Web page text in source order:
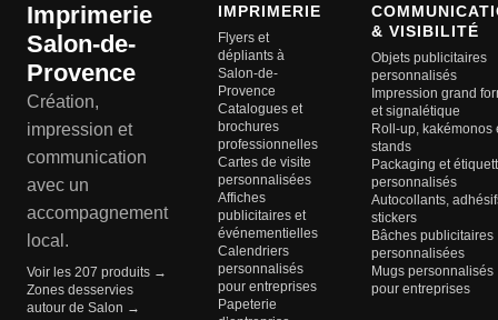
Imprimerie
Salon-de-
Provence
Création,
impression et
communication
avec un
accompagnement
local.
Voir les 207 produits →
Zones desservies
autour de Salon →
IMPRIMERIE
Flyers et
dépliants à
Salon-de-
Provence
Catalogues et
brochures
professionnelles
Cartes de visite
personnalisées
Affiches
publicitaires et
événementielles
Calendriers
personnalisés
pour entreprises
Papeterie
& VISIBILITÉ
Objets publicitaires
personnalisés
Impression grand
et signalétique
Roll-up, kakémonos
stands
Packaging et
personnalisés
Autocollants,
stickers
Bâches publicitaires
personnalisées
Mugs personnalisés
pour entreprises